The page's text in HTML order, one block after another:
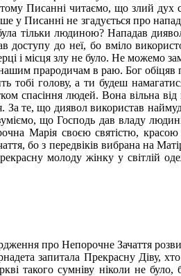
Писанні читаємо, що злий
у Писанні не згадується про
тільки людиною? Нападав
до неї, бо вміло
і місця злу не було. Не можемо
нашим прародичам в раю. Бог
тобі голову, а ти будеш
спасіння людей. Вона вільна
За те, що диявол використав
що Господь дав владу
Марія своєю святістю,
бо з передвіків вибрана на
молоду жінку у світлій
про Непорочне Зачаття
запитала Прекрасну
такого сумніву ніколи не було,